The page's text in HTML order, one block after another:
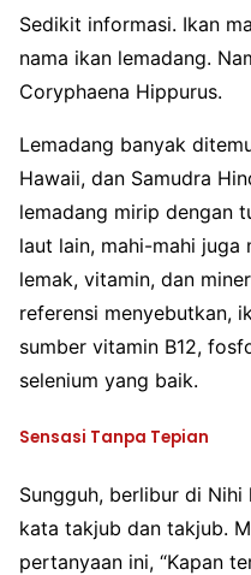
Sedikit informasi. Ikan
nama ikan lemadang.
Coryphaena Hippurus.
Lemadang banyak
Hawaii, dan Samudra
lemadang mirip dengan
laut lain, mahi-mahi
lemak, vitamin, dan
referensi menyebutkan,
sumber vitamin B12,
selenium yang baik.
Sensasi Tanpa Tepian
Sungguh, berlibur di
kata takjub dan takjub.
pertanyaan ini, “Kapan